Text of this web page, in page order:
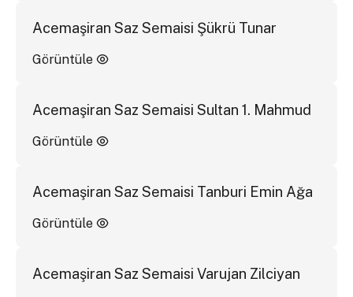
Acemaşiran Saz Semaisi Şükrü Tunar
Görüntüle
Acemaşiran Saz Semaisi Sultan 1. Mahmud
Görüntüle
Acemaşiran Saz Semaisi Tanburi Emin Ağa
Görüntüle
Acemaşiran Saz Semaisi Varujan Zilciyan